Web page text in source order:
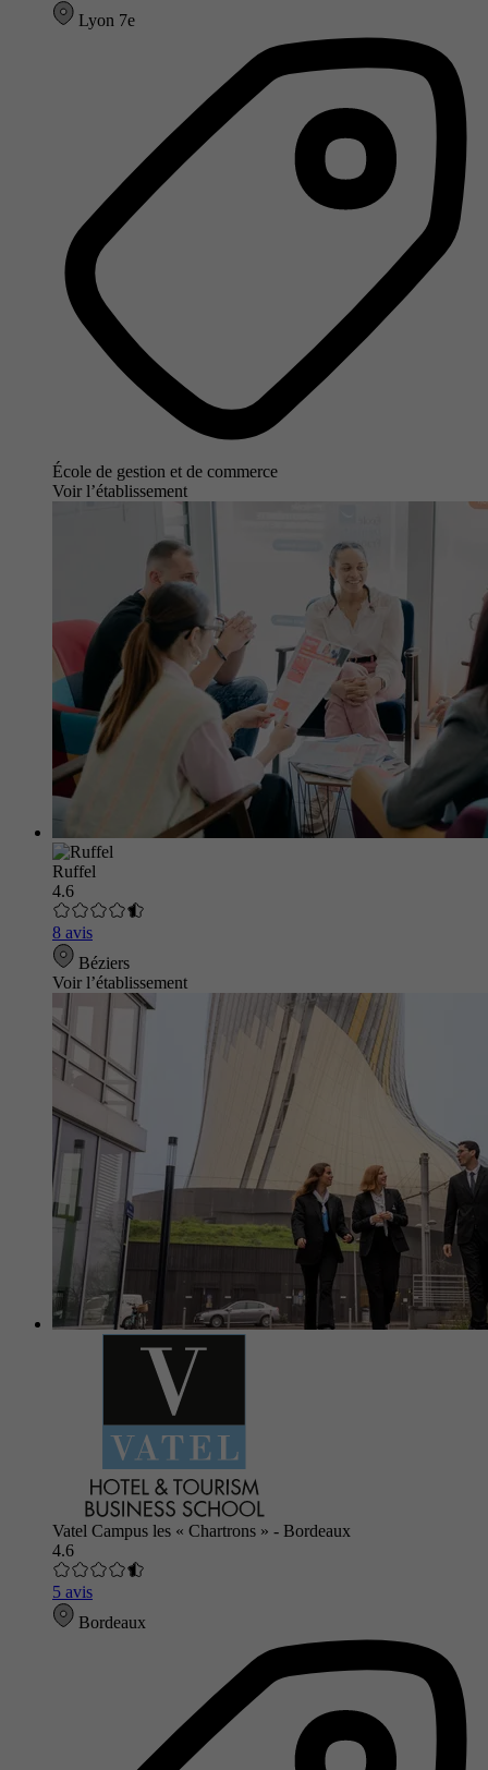
Lyon 7e
École de gestion et de commerce
Voir l’établissement
Ruffel
4.6
8 avis
Béziers
Voir l’établissement
Vatel Campus les « Chartrons » - Bordeaux
4.6
5 avis
Bordeaux